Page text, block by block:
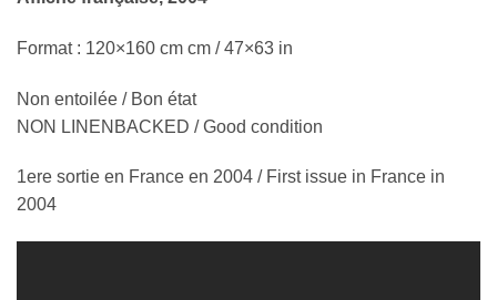
Format : 120×160 cm cm / 47×63 in
Non entoilée / Bon état
NON LINENBACKED / Good condition
1ere sortie en France en 2004 / First issue in France in
2004